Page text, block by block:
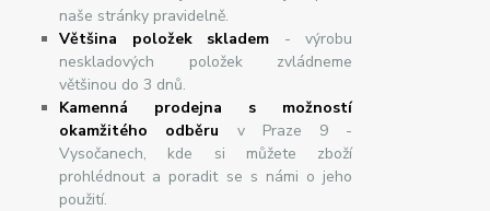
naše stránky pravidelně.
Většina položek skladem - výrobu
neskladových položek zvládneme
většinou do 3 dnů.
Kamenná prodejna s možností
okamžitého odběru v Praze 9 -
Vysočanech, kde si můžete zboží
prohlédnout a poradit se s námi o jeho
použití.